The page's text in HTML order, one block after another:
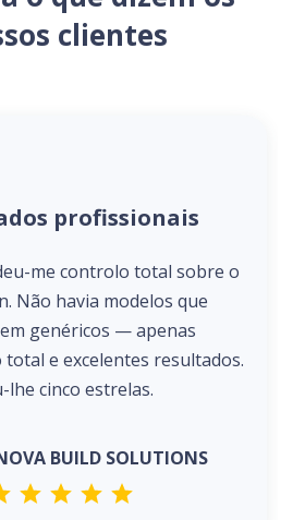
clientes
profissionais
me controlo total sobre o
Não havia modelos que
genéricos — apenas
e excelentes resultados.
lhe cinco estrelas.
BUILD SOLUTIONS